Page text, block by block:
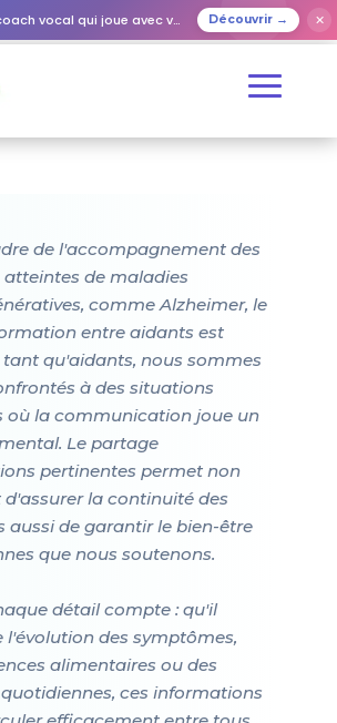
vocal qui joue avec vos proches Découvrir → ✕
de l'accompagnement des
atteintes de maladies
comme Alzheimer, le
entre aidants est
tant qu'aidants, nous sommes
à des situations
où la communication joue un
Le partage
pertinentes permet non
la continuité des
aussi de garantir le bien-être
que nous soutenons.
détail compte : qu'il
l'évolution des symptômes,
alimentaires ou des
ces informations